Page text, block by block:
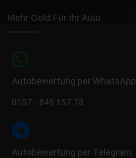
Mehr Geld Für Ihr Auto
Autobewertung per WhatsApp
0157 - 849 157 78
Autobewertung per Telegram